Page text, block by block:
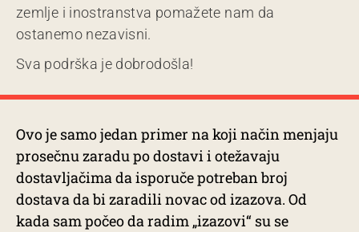
zemlje i inostranstva pomažete nam da
ostanemo nezavisni.
Sva podrška je dobrodošla!
Ovo je samo jedan primer na koji način menjaju
prosečnu zaradu po dostavi i otežavaju
dostavljačima da isporuče potreban broj
dostava da bi zaradili novac od izazova. Od
kada sam počeo da radim „izazovi“ su se